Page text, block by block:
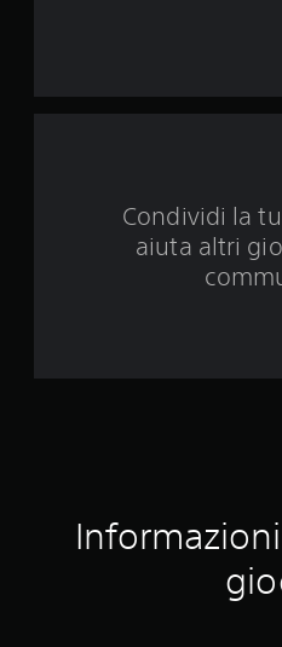
Condividi la
aiuta altri